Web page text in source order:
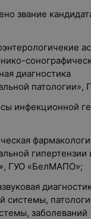
звание
диагностика
инфекционной
ГУО «БелМАПО»;
системы,
заболеваний